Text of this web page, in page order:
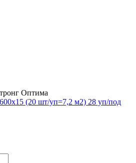
Оптима
(20 шт/уп=7,2 м2) 28 уп/под